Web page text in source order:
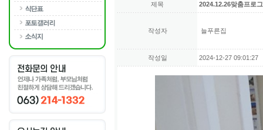
제목 2024.12.26맞춤프로
작성자 늘푸른집
작성일 2024-12-27 09:01:27